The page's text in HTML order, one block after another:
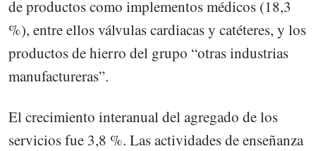
de productos como implementos médicos (18,3
%), entre ellos válvulas cardiacas y catéteres, y los
productos de hierro del grupo “otras industrias
manufactureras”.
El crecimiento interanual del agregado de los
servicios fue 3,8 %. Las actividades de enseñanza